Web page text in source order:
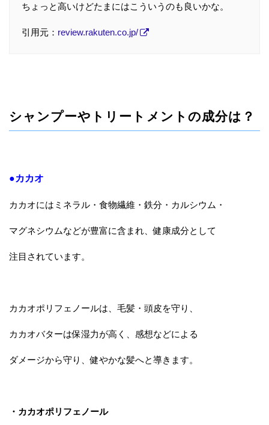
ちょっと高いけどたまにはこういうのも良いかな。
引用元： review.rakuten.co.jp/
シャンプーやトリートメントの成分は？
●カカオ
カカオにはミネラル・食物繊維・鉄分・カルシウム・
マグネシウムなどが豊富に含まれ、健康成分として
注目されています。
カカオポリフェノールは、毛髪・頭皮を守り、
カカオバターは保湿力が高く、感想などによる
ダメージから守り、健やかな髪へと導きます。
・カカオポリフェノール